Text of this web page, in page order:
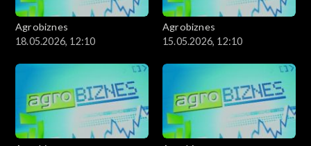
Agrobiznes
18.05.2026, 12:10
Agrobiznes
15.05.2026, 12:10